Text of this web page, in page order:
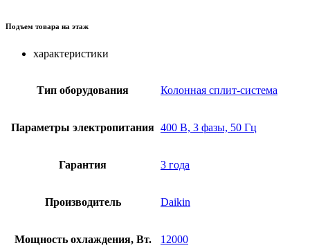
Подъем товара на этаж
характеристики
Тип оборудования Колонная сплит-система
Параметры электропитания 400 В, 3 фазы, 50 Гц
Гарантия 3 года
Производитель Daikin
Мощность охлаждения, Вт. 12000